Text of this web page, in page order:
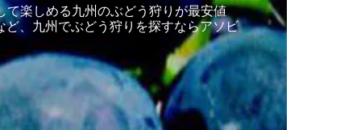
楽しめる九州のぶどう狩りが最安値
、九州でぶどう狩りを探すならアソビ